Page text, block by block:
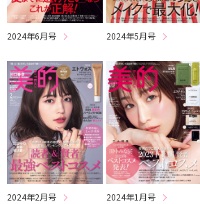
2024年6月号 2024年5月号
2024年2月号 2024年1月号